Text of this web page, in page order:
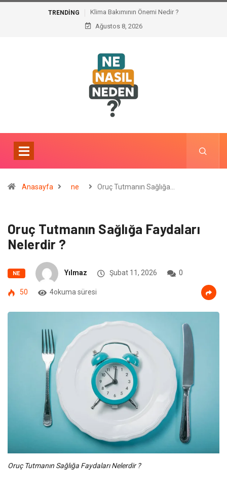
TRENDING
Klima Bakımının Önemi Nedir ?
Ağustos 8, 2026
Anasayfa ne Oruç Tutmanın Sağlığa…
Oruç Tutmanın Sağlığa Faydaları
Nelerdir ?
NE Yılmaz Şubat 11, 2026 0
50 4okuma süresi
Oruç Tutmanın Sağlığa Faydaları Nelerdir ?